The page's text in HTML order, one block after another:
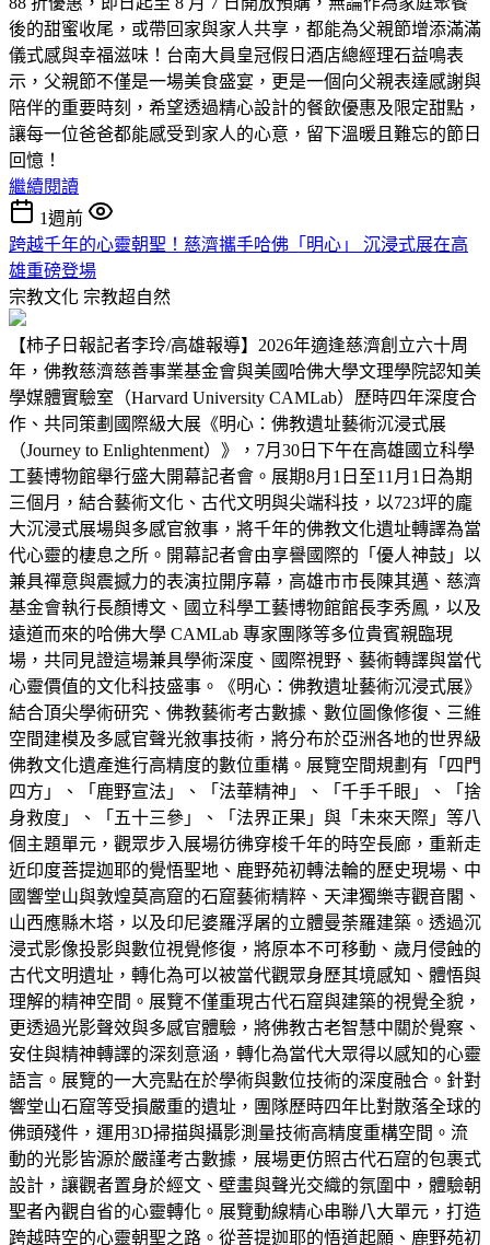
後的甜蜜收尾，或帶回家與家人共享，都能為父親節增添滿滿
儀式感與幸福滋味！台南大員皇冠假日酒店總經理石益鳴表
示，父親節不僅是一場美食盛宴，更是一個向父親表達感謝與
陪伴的重要時刻，希望透過精心設計的餐飲優惠及限定甜點，
讓每一位爸爸都能感受到家人的心意，留下溫暖且難忘的節日
回憶！
繼續閱讀
1週前
跨越千年的心靈朝聖！慈濟攜手哈佛「明心」 沉浸式展在高
雄重磅登場
宗教文化 宗教超自然
【柿子日報記者李玲/高雄報導】2026年適逢慈濟創立六十周
年，佛教慈濟慈善事業基金會與美國哈佛大學文理學院認知美
學媒體實驗室（Harvard University CAMLab）歷時四年深度合
作、共同策劃國際級大展《明心：佛教遺址藝術沉浸式展
（Journey to Enlightenment）》，7月30日下午在高雄國立科學
工藝博物館舉行盛大開幕記者會。展期8月1日至11月1日為期
三個月，結合藝術文化、古代文明與尖端科技，以723坪的龐
大沉浸式展場與多感官敘事，將千年的佛教文化遺址轉譯為當
代心靈的棲息之所。開幕記者會由享譽國際的「優人神鼓」以
兼具禪意與震撼力的表演拉開序幕，高雄市市長陳其邁、慈濟
基金會執行長顏博文、國立科學工藝博物館館長李秀鳳，以及
遠道而來的哈佛大學 CAMLab 專家團隊等多位貴賓親臨現
場，共同見證這場兼具學術深度、國際視野、藝術轉譯與當代
心靈價值的文化科技盛事。《明心：佛教遺址藝術沉浸式展》
結合頂尖學術研究、佛教藝術考古數據、數位圖像修復、三維
空間建模及多感官聲光敘事技術，將分布於亞洲各地的世界級
佛教文化遺產進行高精度的數位重構。展覽空間規劃有「四門
四方」、「鹿野宣法」、「法華精神」、「千手千眼」、「捨
身救度」、「五十三參」、「法界正果」與「未來天際」等八
個主題單元，觀眾步入展場彷彿穿梭千年的時空長廊，重新走
近印度菩提迦耶的覺悟聖地、鹿野苑初轉法輪的歷史現場、中
國響堂山與敦煌莫高窟的石窟藝術精粹、天津獨樂寺觀音閣、
山西應縣木塔，以及印尼婆羅浮屠的立體曼荼羅建築。透過沉
浸式影像投影與數位視覺修復，將原本不可移動、歲月侵蝕的
古代文明遺址，轉化為可以被當代觀眾身歷其境感知、體悟與
理解的精神空間。展覽不僅重現古代石窟與建築的視覺全貌，
更透過光影聲效與多感官體驗，將佛教古老智慧中關於覺察、
安住與精神轉譯的深刻意涵，轉化為當代大眾得以感知的心靈
語言。展覽的一大亮點在於學術與數位技術的深度融合。針對
響堂山石窟等受損嚴重的遺址，團隊歷時四年比對散落全球的
佛頭殘件，運用3D掃描與攝影測量技術高精度重構空間。流
動的光影皆源於嚴謹考古數據，展場更仿照古代石窟的包裹式
設計，讓觀者置身於經文、壁畫與聲光交織的氛圍中，體驗朝
聖者內觀自省的心靈轉化。展覽動線精心串聯八大單元，打造
跨越時空的心靈朝聖之路。從菩提迦耶的悟道起願、鹿野苑初